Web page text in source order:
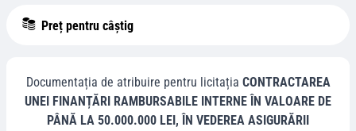
Preț pentru câștig
Documentația de atribuire pentru licitația CONTRACTAREA
UNEI FINANȚĂRI RAMBURSABILE INTERNE ÎN VALOARE DE
PÂNĂ LA 50.000.000 LEI, ÎN VEDEREA ASIGURĂRII